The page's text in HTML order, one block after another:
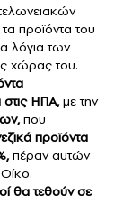
προϊόντα του
λόγια των
χώρας του.
στις ΗΠΑ,με την
που
προϊόντα
πέραν αυτών
θα τεθούν σε